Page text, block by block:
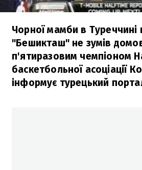
Чорної мамби в Туреччині
"Бешикташ" не зумів
п'ятиразовим чемпіоном
баскетбольної асоціації
інформує турецький